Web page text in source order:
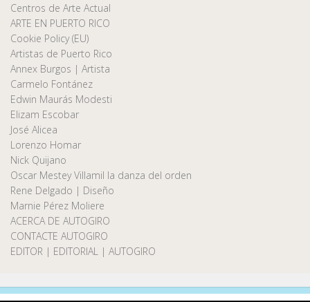
Centros de Arte Actual
ARTE EN PUERTO RICO
Cookie Policy (EU)
Artistas de Puerto Rico
Annex Burgos | Artista
Carmelo Fontánez
Edwin Maurás Modesti
Elizam Escobar
José Alicea
Lorenzo Homar
Nick Quijano
Oscar Mestey Villamil la danza del orden
Rene Delgado | Diseño
Marnie Pérez Moliere
ACERCA DE AUTOGIRO
CONTACTE AUTOGIRO
EDITOR | EDITORIAL | AUTOGIRO